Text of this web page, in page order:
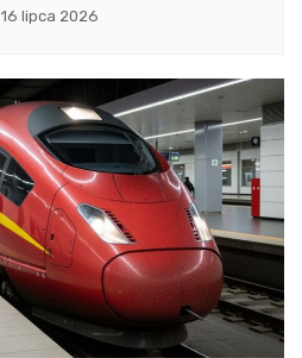
16 lipca 2026